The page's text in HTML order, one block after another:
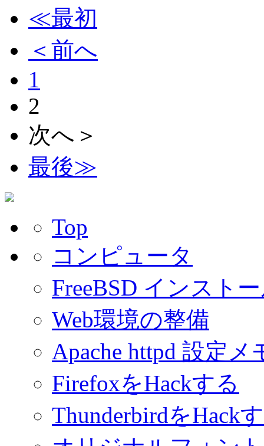
≪最初
＜前へ
1
2
次へ＞
最後≫
Top
コンピュータ
FreeBSD インスト
Web環境の整備
Apache httpd 設定メ
FirefoxをHackする
ThunderbirdをHack